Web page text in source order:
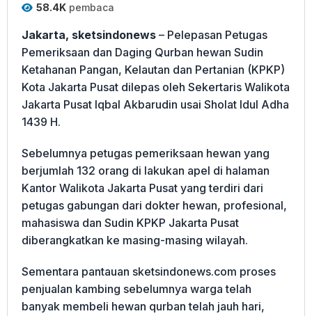
58.4K pembaca
Jakarta, sketsindonews – Pelepasan Petugas
Pemeriksaan dan Daging Qurban hewan Sudin
Ketahanan Pangan, Kelautan dan Pertanian (KPKP)
Kota Jakarta Pusat dilepas oleh Sekertaris Walikota
Jakarta Pusat Iqbal Akbarudin usai Sholat Idul Adha
1439 H.
Sebelumnya petugas pemeriksaan hewan yang
berjumlah 132 orang di lakukan apel di halaman
Kantor Walikota Jakarta Pusat yang terdiri dari
petugas gabungan dari dokter hewan, profesional,
mahasiswa dan Sudin KPKP Jakarta Pusat
diberangkatkan ke masing-masing wilayah.
Sementara pantauan sketsindonews.com proses
penjualan kambing sebelumnya warga telah
banyak membeli hewan qurban telah jauh hari,